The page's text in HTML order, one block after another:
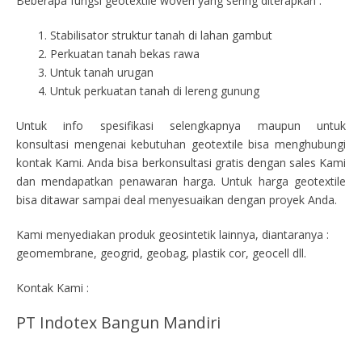
Stabilisator struktur tanah di lahan gambut
Perkuatan tanah bekas rawa
Untuk tanah urugan
Untuk perkuatan tanah di lereng gunung
Untuk info spesifikasi selengkapnya maupun untuk
konsultasi mengenai kebutuhan geotextile bisa menghubungi
kontak Kami. Anda bisa berkonsultasi gratis dengan sales Kami
dan mendapatkan penawaran harga. Untuk harga geotextile
bisa ditawar sampai deal menyesuaikan dengan proyek Anda.
Kami menyediakan produk geosintetik lainnya, diantaranya :
geomembrane, geogrid, geobag, plastik cor, geocell dll.
Kontak Kami :
PT Indotex Bangun Mandiri